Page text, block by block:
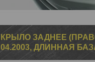
КРЫЛО ЗАДНЕЕ
04.2003, ДЛИННАЯ